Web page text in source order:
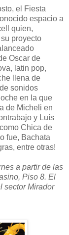
el Fiesta
espacio a
quien,
proyecto
Oscar de
latin pop,
llena de
sonidos
en la que
de Micheli en
y Luís
Chica de
fue, Bachata
entre otras!
a partir de las
Piso 8. El
sector Mirador